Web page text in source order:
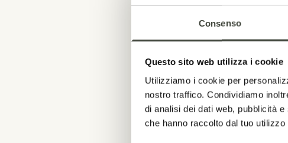
Consenso
Questo sito web utilizza i cookie
Utilizziamo i cookie per
nostro traffico. Condividiamo
di analisi dei dati web, pubblicità
che hanno raccolto dal tuo